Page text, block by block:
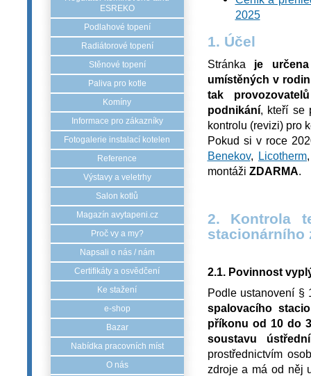
ESREKO
Podlahové topení
Radiátorové topení
Stěnové topení
Paliva pro kotle
Komíny
Informace pro zákazníky
Fotogalerie instalací kotelen
Reference
Výstavy a veletrhy
Salon kotlů
Magazín avytapeni.cz
Proč vy a my?
Napsali o nás / nám
Certifikáty a osvědčení
Ke stažení
e-shop
Bazar
Nabídka pracovních míst
O nás
2025
1. Účel
Stránka je
umístěných v
tak
podnikání, kteří se
kontrolu (revizi) pro
Pokud si v roce
Benekov, Licotherm
montáži ZDARMA.
2. Kontrola
stacionárního
2.1. Povinnost
Podle ustanovení §
spalovacího
příkonu od 10 do
soustavu
prostřednictvím
zdroje a má od něj